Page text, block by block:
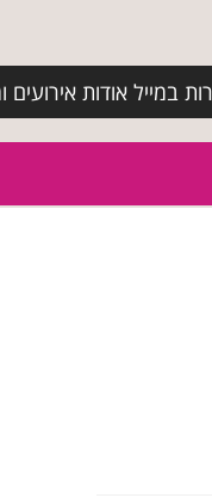
במייל אודות אירועים